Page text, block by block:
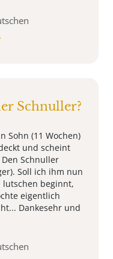
Schnuller?
Sohn (11 Wochen)
und scheint
Schnuller
Soll ich ihm nun
lutschen beginnt,
eigentlich
Dankesehr und